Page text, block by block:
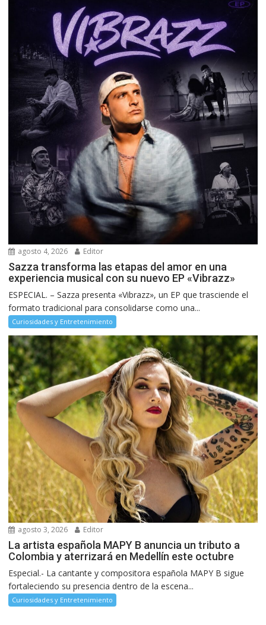
agosto 4, 2026 Editor
Sazza transforma las etapas del amor en una
experiencia musical con su nuevo EP «Vibrazz»
ESPECIAL. – Sazza presenta «Vibrazz», un EP que trasciende el
formato tradicional para consolidarse como una...
Curiosidades y Entretenimiento
agosto 3, 2026 Editor
La artista española MAPY B anuncia un tributo a
Colombia y aterrizará en Medellín este octubre
Especial.- La cantante y compositora española MAPY B sigue
fortaleciendo su presencia dentro de la escena...
Curiosidades y Entretenimiento